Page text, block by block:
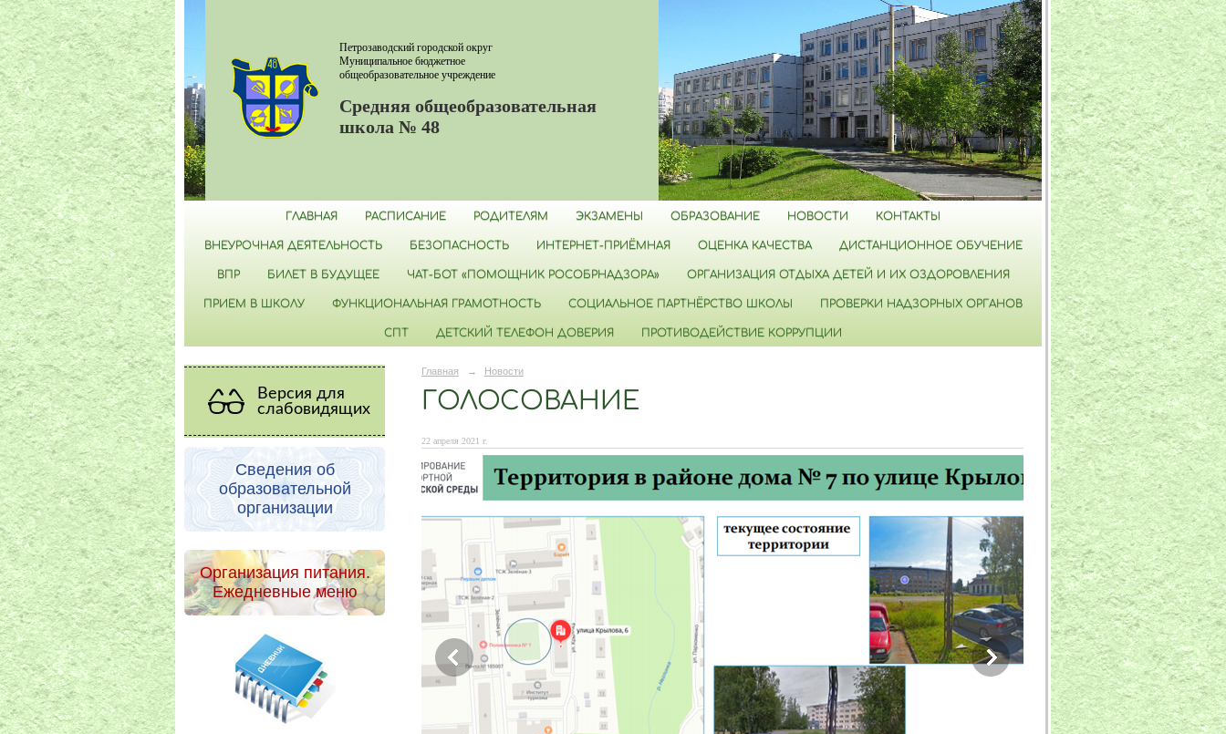
Петрозаводский городской округ
Муниципальное бюджетное
общеобразовательное учреждение
Средняя общеобразовательная
школа № 48
ГЛАВНАЯ РАСПИСАНИЕ РОДИТЕЛЯМ ЭКЗАМЕНЫ ОБРАЗОВАНИЕ НОВОСТИ КОНТАКТЫ
ВНЕУРОЧНАЯ ДЕЯТЕЛЬНОСТЬ БЕЗОПАСНОСТЬ ИНТЕРНЕТ-ПРИЁМНАЯ ОЦЕНКА КАЧЕСТВА ДИСТАНЦИОННОЕ ОБУЧЕНИЕ
ВПР БИЛЕТ В БУДУЩЕЕ ЧАТ-БОТ «ПОМОЩНИК РОСОБРНАДЗОРА» ОРГАНИЗАЦИЯ ОТДЫХА ДЕТЕЙ И ИХ ОЗДОРОВЛЕНИЯ
ПРИЕМ В ШКОЛУ ФУНКЦИОНАЛЬНАЯ ГРАМОТНОСТЬ СОЦИАЛЬНОЕ ПАРТНЁРСТВО ШКОЛЫ ПРОВЕРКИ НАДЗОРНЫХ ОРГАНОВ
СПТ ДЕТСКИЙ ТЕЛЕФОН ДОВЕРИЯ ПРОТИВОДЕЙСТВИЕ КОРРУПЦИИ
Версия для
слабовидящих
Сведения об
образовательной
организации
Организация питания.
Ежедневные меню
Главная → Новости
ГОЛОСОВАНИЕ
22 апреля 2021 г.